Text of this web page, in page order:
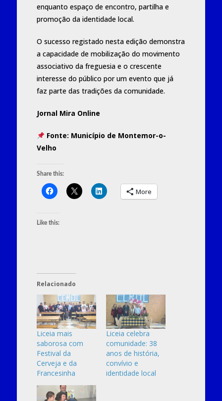
enquanto espaço de encontro, partilha e
promoção da identidade local.
O sucesso registado nesta edição demonstra
a capacidade de mobilização do movimento
associativo da freguesia e o crescente
interesse do público por um evento que já
faz parte das tradições da comunidade.
Jornal Mira Online
Fonte: Município de Montemor-o-
Velho
Share this:
More
Like this:
Relacionado
Liceia mais
saborosa com
Festival da
Cerveja e da
Francesinha
Liceia celebra
comunidade: 38
anos de história,
convívio e
identidade local